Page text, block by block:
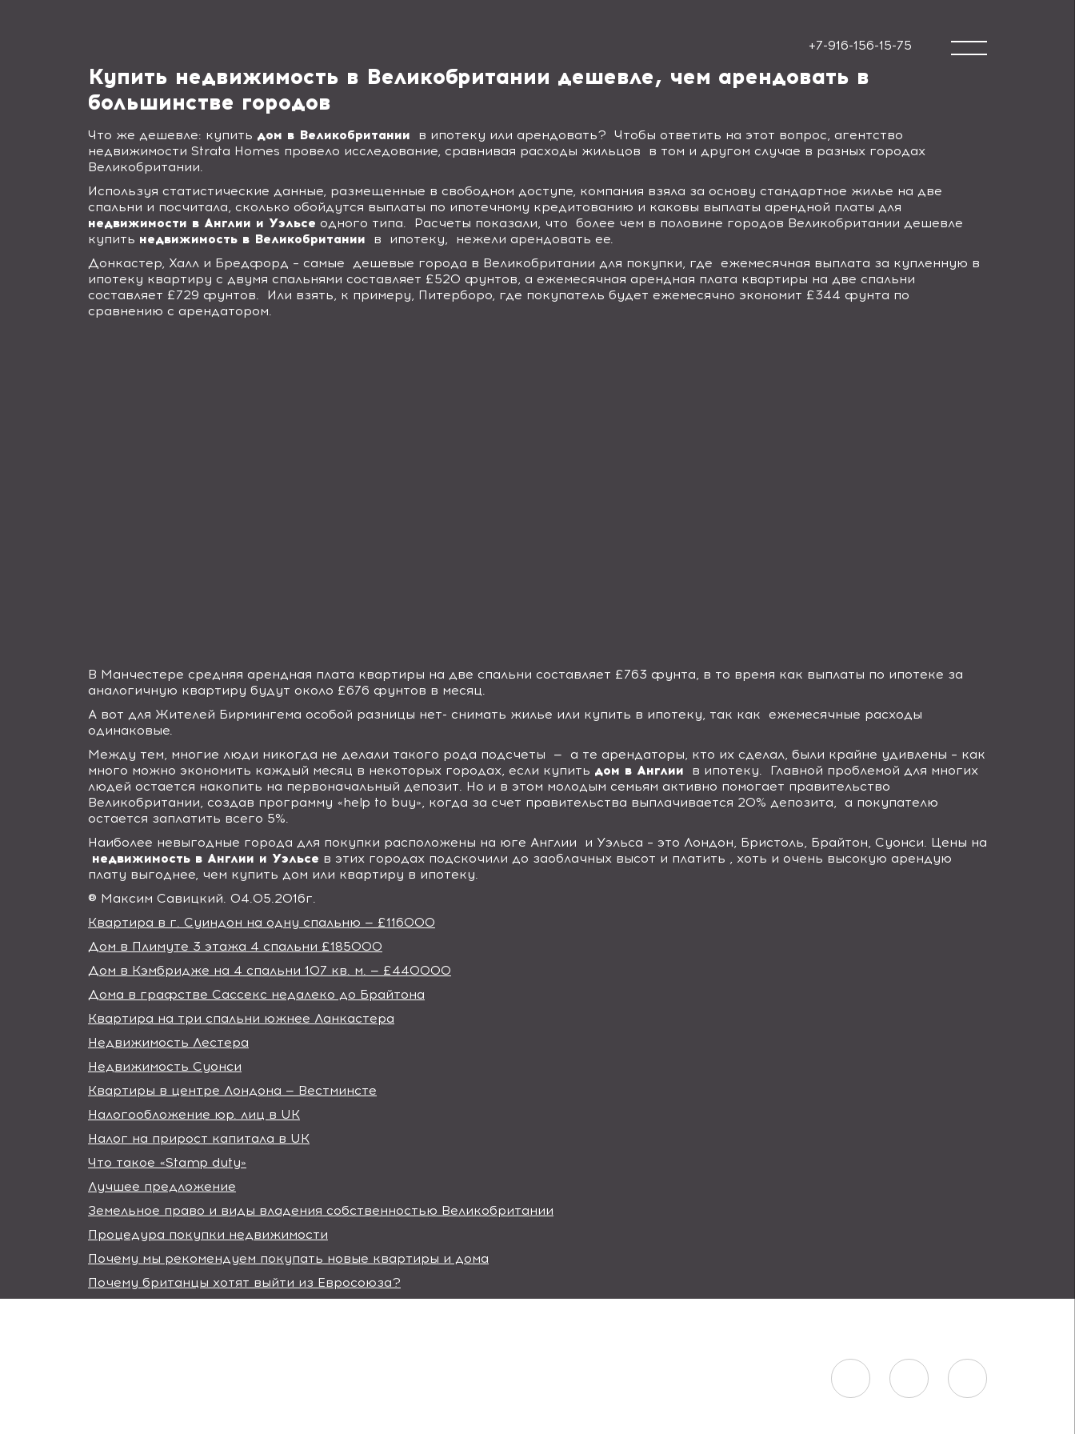
+7-916-156-15-75
Купить недвижимость в Великобритании дешевле, чем арендовать в
большинстве городов
Что же дешевле: купить дом в Великобритании в ипотеку или арендовать? Чтобы ответить на этот вопрос, агентство
недвижимости Strata Homes провело исследование, сравнивая расходы жильцов
в том и другом случае в разных городах
Великобритании.
Используя статистические данные, размещенные в свободном доступе, компания взяла за основу стандартное жилье на две
спальни и посчитала, сколько обойдутся выплаты по ипотечному кредитованию и каковы выплаты арендной платы для
недвижимости в Англии и Уэльсе одного типа. Расчеты показали, что более чем в половине городов Великобритании дешевле
купить недвижимость в Великобритании в ипотеку,
нежели арендовать ее.
Донкастер, Халл и Бредфорд – самые дешевые города в Великобритании для покупки, где ежемесячная выплата за купленную в
ипотеку квартиру с двумя спальнями составляет £520 фунтов, а ежемесячная арендная плата квартиры на две спальни
составляет £729 фунтов.
Или взять, к примеру, Питерборо, где покупатель будет ежемесячно экономит £344 фунта по
сравнению с арендатором.
В Манчестере средняя арендная плата квартиры на две спальни составляет £763 фунта, в то время как выплаты по ипотеке за
аналогичную квартиру будут около £676 фунтов в месяц.
А вот для Жителей Бирмингема особой разницы нет- снимать жилье или купить в ипотеку, так как ежемесячные расходы
одинаковые.
Между тем, многие люди никогда не делали такого рода подсчеты
—
а те арендаторы, кто их сделал, были крайне удивлены – как
много можно экономить каждый месяц в некоторых городах, если купить дом в Англии в ипотеку.
Главной проблемой для многих
людей остается накопить на первоначальный депозит. Но и в этом молодым семьям активно помогает правительство
Великобритании, создав программу «help to buy», когда за счет правительства выплачивается 20% депозита,
а покупателю
остается заплатить всего 5%.
Наиболее невыгодные города для покупки расположены на юге Англии
и Уэльса – это Лондон, Бристоль, Брайтон, Суонси. Цены на
недвижимость в Англии и Уэльсе в этих городах подскочили до заоблачных высот и платить , хоть и очень высокую арендую
плату выгоднее, чем купить дом или квартиру в ипотеку.
® Максим Савицкий. 04.05.2016г.
Квартира в г. Суиндон на одну спальню — £116000
Дом в Плимуте 3 этажа 4 спальни £185000
Дом в Кэмбридже на 4 спальни 107 кв. м. — £440000
Дома в графстве Сассекс недалеко до Брайтона
Квартира на три спальни южнее Ланкастера
Недвижимость Лестера
Недвижимость Суонси
Квартиры в центре Лондона — Вестминсте
Налогообложение юр. лиц в UK
Налог на прирост капитала в UK
Что такое «Stamp duty»
Лучшее предложение
Земельное право и виды владения собственностью Великобритании
Процедура покупки недвижимости
Почему мы рекомендуем покупать новые квартиры и дома
Почему британцы хотят выйти из Евросоюза?